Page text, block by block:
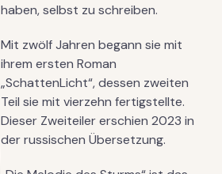
haben, selbst zu schreiben.
Mit zwölf Jahren begann sie mit
ihrem ersten Roman
„SchattenLicht“, dessen zweiten
Teil sie mit vierzehn fertigstellte.
Dieser Zweiteiler erschien 2023 in
der russischen Übersetzung.